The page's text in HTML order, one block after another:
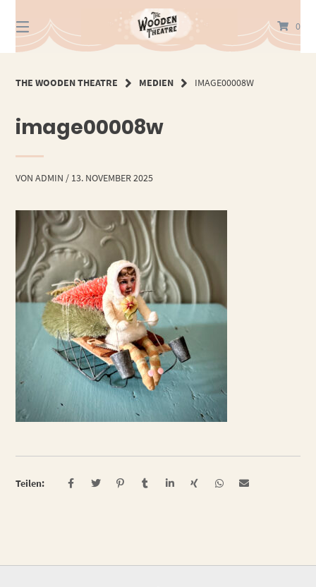
zum
Inhalt
0
THE WOODEN THEATRE MEDIEN IMAGE00008W
image00008w
VONADMIN / 13. NOVEMBER 2025
Teilen: